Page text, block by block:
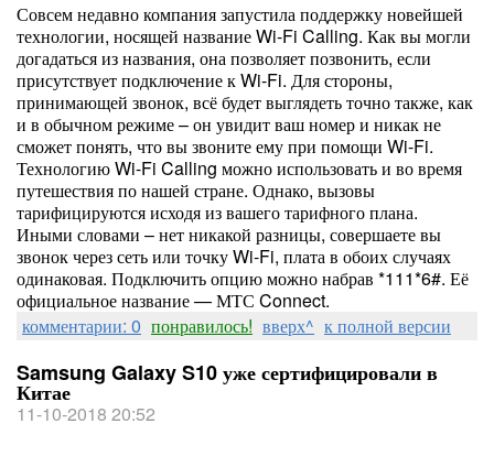
Совсем недавно компания запустила поддержку новейшей
технологии, носящей название Wi-Fi Calling. Как вы могли
догадаться из названия, она позволяет позвонить, если
присутствует подключение к Wi-Fi. Для стороны,
принимающей звонок, всё будет выглядеть точно также, как
и в обычном режиме – он увидит ваш номер и никак не
сможет понять, что вы звоните ему при помощи Wi-Fi.
Технологию Wi-Fi Calling можно использовать и во время
путешествия по нашей стране. Однако, вызовы
тарифицируются исходя из вашего тарифного плана.
Иными словами – нет никакой разницы, совершаете вы
звонок через сеть или точку Wi-Fi, плата в обоих случаях
одинаковая. Подключить опцию можно набрав *111*6#. Её
официальное название — МТС Connect.
комментарии: 0 понравилось! вверх^ к полной версии
Samsung Galaxy S10 уже сертифицировали в
Китае
11-10-2018 20:52